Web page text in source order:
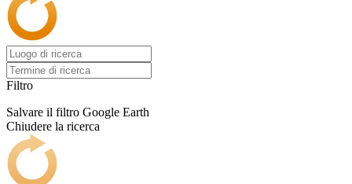
Filtro
Salvare il filtro Google Earth
Chiudere la ricerca